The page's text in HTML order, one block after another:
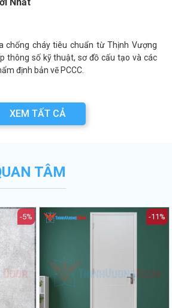
chống cháy tiêu chuẩn từ Thịnh Vượng
thông số kỹ thuật, sơ đồ cấu tạo và các
định bản vẽ PCCC.
XEM TẤT CẢ
TÂM
-5% -11%